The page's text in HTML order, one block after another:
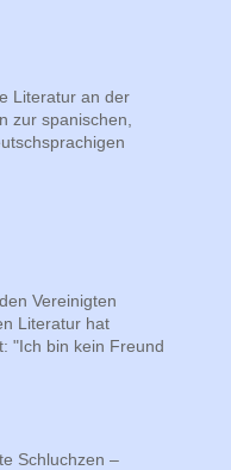
Literatur an der
zur spanischen,
Vereinigten
Literatur hat
"Ich bin kein Freund
Schluchzen –